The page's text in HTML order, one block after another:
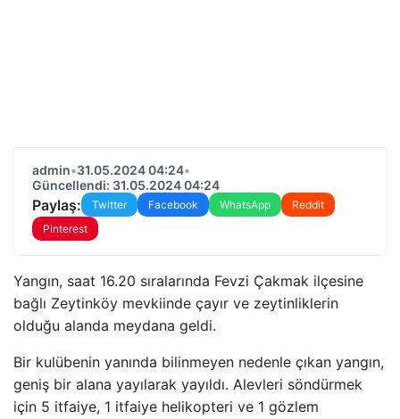
admin•31.05.2024 04:24•
Güncellendi: 31.05.2024 04:24
Paylaş: Twitter Facebook WhatsApp
Reddit
Pinterest
Yangın, saat 16.20 sıralarında Fevzi Çakmak ilçesine
bağlı Zeytinköy mevkiinde çayır ve zeytinliklerin
olduğu alanda meydana geldi.
Bir kulübenin yanında bilinmeyen nedenle çıkan yangın,
geniş bir alana yayılarak yayıldı. Alevleri söndürmek
için 5 itfaiye, 1 itfaiye helikopteri ve 1 gözlem